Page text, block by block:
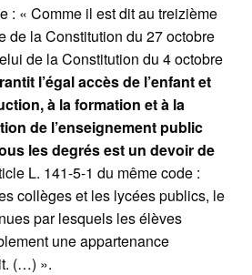
: « Comme il est dit au treizième
de la Constitution du 27 octobre
de la Constitution du 4 octobre
l’égal accès de l’enfant et
à la formation et à la
de l’enseignement public
les degrés est un devoir de
L. 141-5-1 du même code :
collèges et les lycées publics, le
par lesquels les élèves
une appartenance
(…) ».